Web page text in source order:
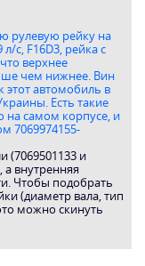
рулевую рейку на
с, F16D3, рейка с
верхнее
чем нижнее. Вин
этот автомобиль в
Есть такие
на самом корпусе, и
7069974155-
(7069501133 и
внутренняя
Чтобы подобрать
(диаметр вала, тип
можно скинуть